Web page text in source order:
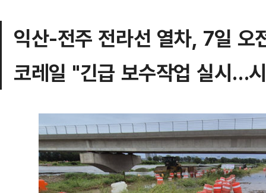
익산-전주 전라선 열차, 7일
코레일 "긴급 보수작업 실시…